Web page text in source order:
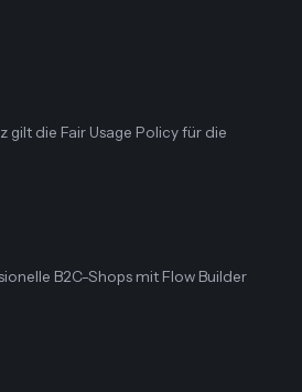
gilt die Fair Usage Policy für die
B2C-Shops mit Flow Builder